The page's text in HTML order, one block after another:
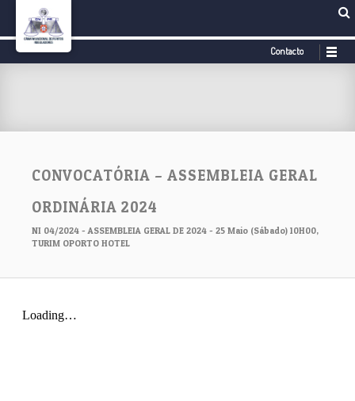
Contacto
CONVOCATÓRIA – ASSEMBLEIA GERAL
ORDINÁRIA 2024
NI 04/2024 - ASSEMBLEIA GERAL DE 2024 - 25 Maio (Sábado) 10H00,
TURIM OPORTO HOTEL